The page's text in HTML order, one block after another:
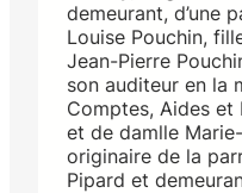
demeurant, d’une
Louise Pouchin,
Jean-Pierre
son auditeur en la
Comptes, Aides et
et de damlle
originaire de la
Pipard et